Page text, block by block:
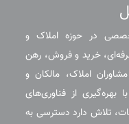
در حوزه املاک و
خرید و فروش، رهن
املاک، مالکان و
بهره‌گیری از فناوری‌های
تلاش دارد دسترسی به